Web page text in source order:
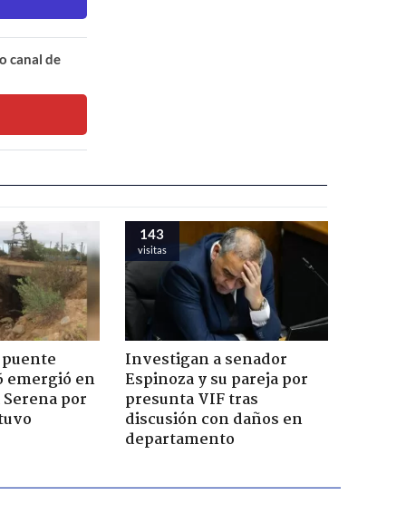
canal de
emergió en
por
143
visitas
Investigan a senador
Espinoza y su pareja por
presunta VIF tras
discusión con daños en
departamento